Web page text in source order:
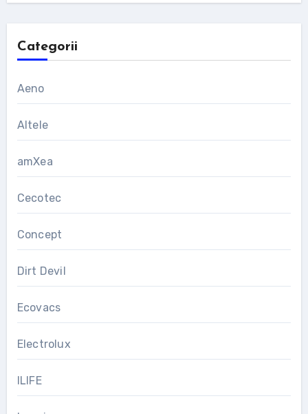
Categorii
Aeno
Altele
amXea
Cecotec
Concept
Dirt Devil
Ecovacs
Electrolux
ILIFE